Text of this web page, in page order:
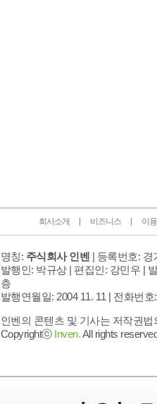
회사소개 비즈니스 이
명칭: 주식회사 인벤 | 등록번호: 경
발행인: 박규상 | 편집인: 강민우 |
층
발행연월일: 2004 11. 11 | 전화번호
인벤의 콘텐츠 및 기사는 저작권
Copyrightⓒ Inven.All rights